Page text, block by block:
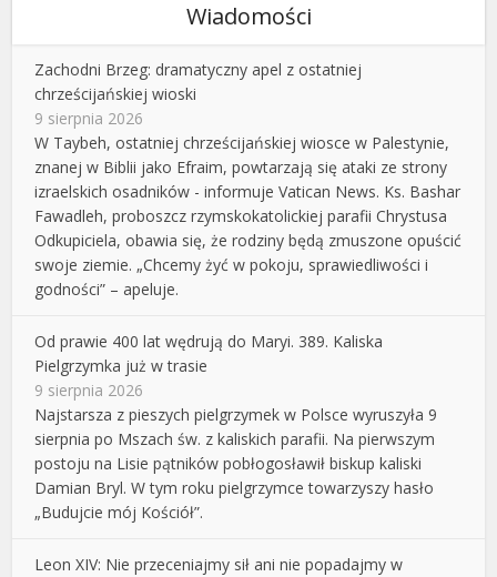
Wiadomości
Zachodni Brzeg: dramatyczny apel z ostatniej
chrześcijańskiej wioski
9 sierpnia 2026
W Taybeh, ostatniej chrześcijańskiej wiosce w Palestynie,
znanej w Biblii jako Efraim, powtarzają się ataki ze strony
izraelskich osadników - informuje Vatican News. Ks. Bashar
Fawadleh, proboszcz rzymskokatolickiej parafii Chrystusa
Odkupiciela, obawia się, że rodziny będą zmuszone opuścić
swoje ziemie. „Chcemy żyć w pokoju, sprawiedliwości i
godności” – apeluje.
Od prawie 400 lat wędrują do Maryi. 389. Kaliska
Pielgrzymka już w trasie
9 sierpnia 2026
Najstarsza z pieszych pielgrzymek w Polsce wyruszyła 9
sierpnia po Mszach św. z kaliskich parafii. Na pierwszym
postoju na Lisie pątników pobłogosławił biskup kaliski
Damian Bryl. W tym roku pielgrzymce towarzyszy hasło
„Budujcie mój Kościół”.
Leon XIV: Nie przeceniajmy sił ani nie popadajmy w